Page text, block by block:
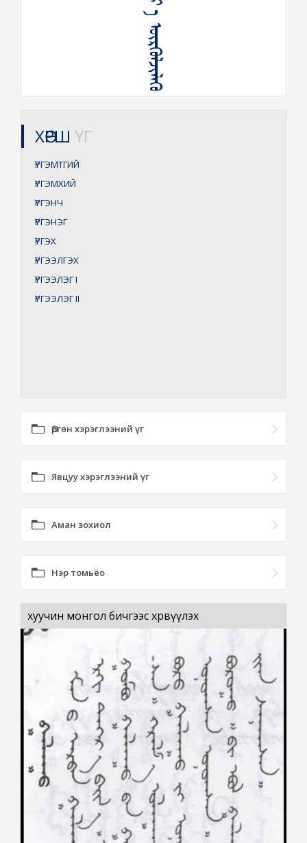
ХӨРШ ҮГ
ҮРГЭМТГИЙ
ҮРГЭМХИЙ
ҮРГЭНЧ
ҮРГЭНЭГ
ҮРГЭХ
ҮРГЭЭЛГЭХ
ҮРГЭЭЛЭГI
ҮРГЭЭЛЭГII
Өргөн хэрэглээний үг
Явцуу хэрэглээний үг
Аман зохиол
Нэр томьёо
хуучин монгол бичгээс хөрвүүлэх